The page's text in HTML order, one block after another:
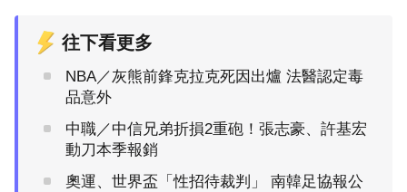
往下看更多
NBA／灰熊前鋒克拉克死因出爐 法醫認定毒
品意外
中職／中信兄弟折損2重砲！張志豪、許基宏
動刀本季報銷
奧運、世界盃「性招待裁判」 南韓足協報公